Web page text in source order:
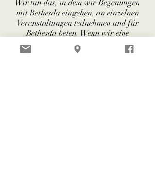
Wir tun das, in dem wir Begenungen
mit Bethesda eingehen, an einzelnen
Veranstaltungen teilnehmen und für
Bethesda beten. Wenn wir eine
Möglichkeit sehen, darüber hinaus für
Bethesda einen sinnvollen Beitrag zu